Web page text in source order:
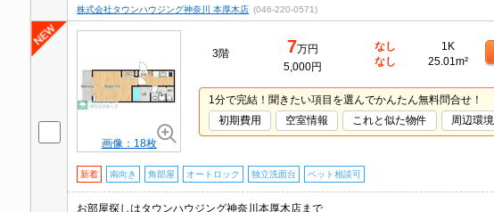
株式会社タウンハウジング神奈川 本厚木店 (046-220-0571)
画像：18枚
3階 7万円
5,000円
なし
なし
1K
25.01m²
1分で完結！聞きたい項目を選んでかんたん無料問合せ！
初期費用
空室情報 これと似た物件 周辺環境
新着 南向き 角部屋 オートロック 独立洗面台 ペット相談可
お部屋探しはタウンハウジング神奈川本厚木店まで